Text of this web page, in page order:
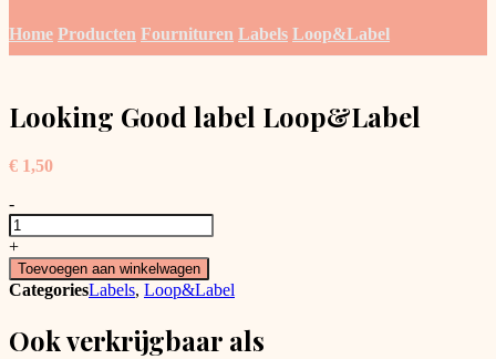
Home Producten Fournituren Labels Loop&Label
Looking Good label Loop&Label
€ 1,50
-
Looking
Good
label
Loop&Label
aantal
+
Toevoegen aan winkelwagen
CategoriesLabels, Loop&Label
Ook verkrijgbaar als